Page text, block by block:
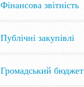
Фінансова звітність
Публічні закупівлі
Громадський бюджет